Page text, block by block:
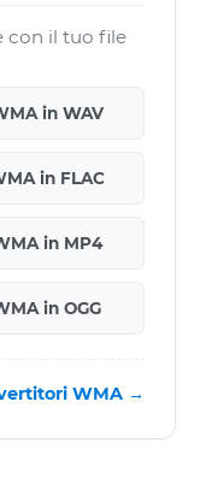
con il tuo file
in WAV
in FLAC
in MP4
in OGG
WMA →